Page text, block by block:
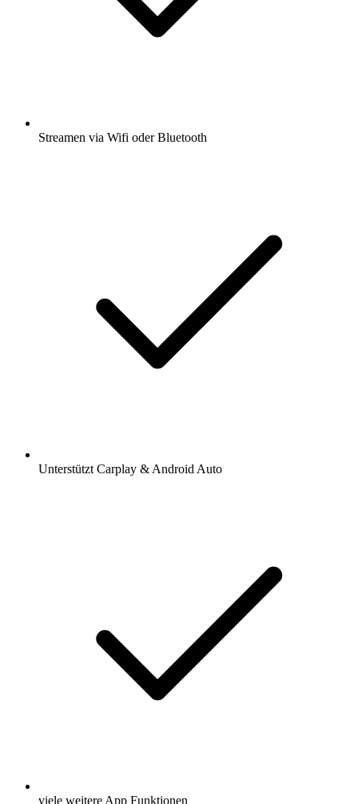
Streamen via Wifi oder Bluetooth
Unterstützt Carplay & Android Auto
viele weitere App Funktionen